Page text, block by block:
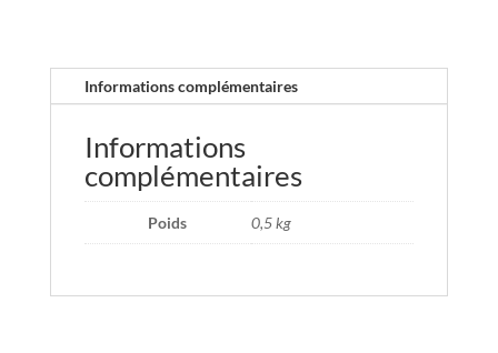
Informations complémentaires
Informations
complémentaires
Poids 0,5 kg